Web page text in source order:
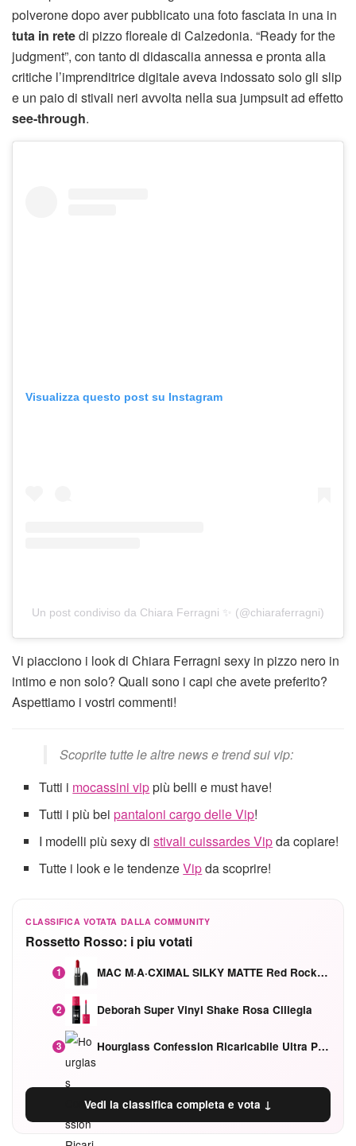
polverone dopo aver pubblicato una foto fasciata in una in
tuta in retedi pizzo floreale di Calzedonia. “Ready for the
judgment”, con tanto di didascalia annessa e pronta alla
critiche l’imprenditrice digitale aveva indossato solo gli slip
e un paio di stivali neri avvolta nella sua jumpsuit ad effetto
see-through.
Visualizza questo post su Instagram
Un post condiviso da Chiara Ferragni ✨ (@chiaraferragni)
Vi piacciono i look di Chiara Ferragni sexy in pizzo nero in
intimo e non solo? Quali sono i capi che avete preferito?
Aspettiamo i vostri commenti!
Scoprite tutte le altre news e trend sui vip:
Tutti i mocassini vippiù belli e must have!
Tutti i più beipantaloni cargo delle Vip!
I modelli più sexy distivali cuissardes Vipda copiare!
Tutte i look e le tendenzeVipda scoprire!
CLASSIFICA VOTATA DALLA COMMUNITY
Rossetto Rosso: i piu votati
1 MAC M·A·CXIMAL SILKY MATTE Red Rock mat
2 Deborah Super Vinyl Shake Rosa Ciliegia
3 Hourglass Confession Ricaricabile Ultra Preciso Ad Alta Intensità Secretly Classic Red
Vedi la classifica completa e vota ↓